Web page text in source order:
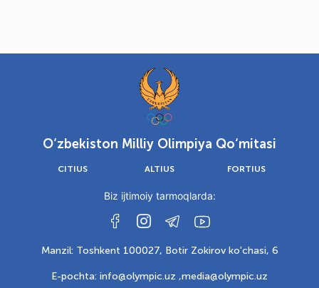
O‘zbekiston Milliy Olimpiya Qo‘mitasi
CITIUS ALTIUS FORTIUS
Biz ijtimoiy tarmoqlarda:
Manzil: Toshkent 100027, Botir Zokirov ko'chasi, 6
E-pochta: info@olympic.uz ,media@olympic.uz